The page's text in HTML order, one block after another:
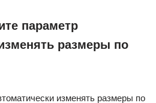
параметр
размеры по
изменять размеры по